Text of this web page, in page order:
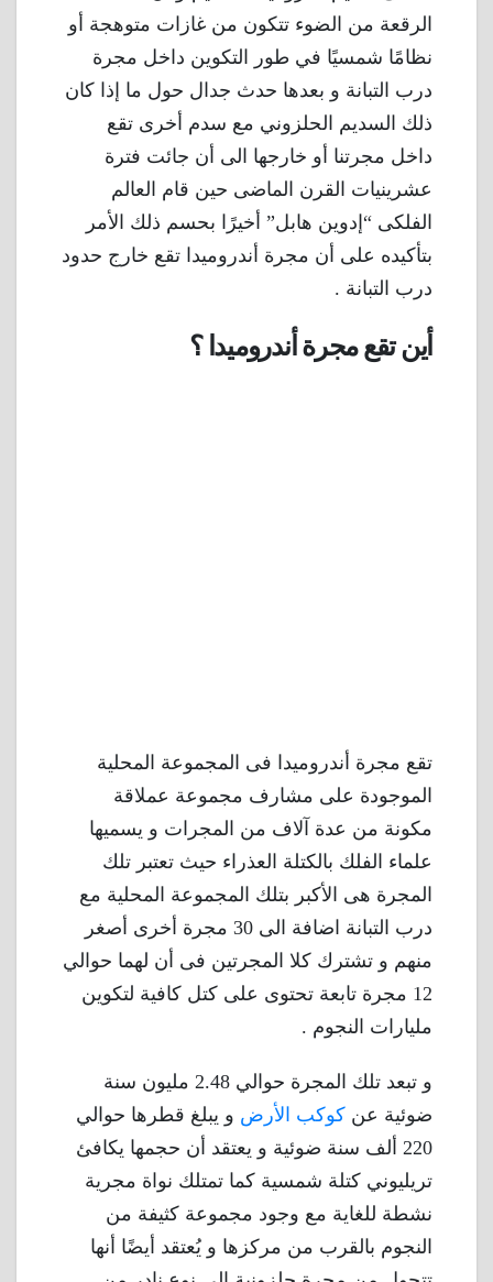
الرقعة من الضوء تتكون من غازات متوهجة أو
نظامًا شمسيًا في طور التكوين داخل مجرة
درب التبانة و بعدها حدث جدال حول ما إذا كان
ذلك السديم الحلزوني مع سدم أخرى تقع
داخل مجرتنا أو خارجها الى أن جائت فترة
عشرينيات القرن الماضى حين قام العالم
الفلكى “إدوين هابل” أخيرًا بحسم ذلك الأمر
بتأكيده على أن مجرة أندروميدا تقع خارج حدود
درب التبانة .
أين تقع مجرة أندروميدا ؟
تقع مجرة أندروميدا فى المجموعة المحلية
الموجودة على مشارف مجموعة عملاقة
مكونة من عدة آلاف من المجرات و يسميها
علماء الفلك بالكتلة العذراء حيث تعتبر تلك
المجرة هى الأكبر بتلك المجموعة المحلية مع
درب التبانة اضافة الى 30 مجرة ​​أخرى أصغر
منهم و تشترك كلا المجرتين فى أن لهما حوالي
12 مجرة ​​تابعة تحتوى على كتل كافية لتكوين
مليارات النجوم .
و تبعد تلك المجرة حوالي 2.48 مليون سنة
ضوئية عن كوكب الأرض و يبلغ قطرها حوالي
220 ألف سنة ضوئية و يعتقد أن حجمها يكافئ
تريليوني كتلة شمسية كما تمتلك نواة مجرية
نشطة للغاية مع وجود مجموعة كثيفة من
النجوم بالقرب من مركزها و يُعتقد أيضًا أنها